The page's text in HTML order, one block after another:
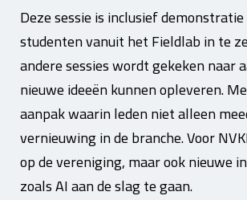
Deze sessie is inclusief
studenten vanuit het Fieldlab in te
andere sessies wordt gekeken naar
nieuwe ideeën kunnen opleveren.
aanpak waarin leden niet alleen
vernieuwing in de branche. Voor
op de vereniging, maar ook nieuwe
zoals AI aan de slag te gaan.